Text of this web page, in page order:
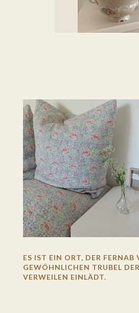
ES IST EIN ORT, DER FERNAB
GEWÖHNLICHEN TRUBEL
VERWEILEN EINLÄDT.